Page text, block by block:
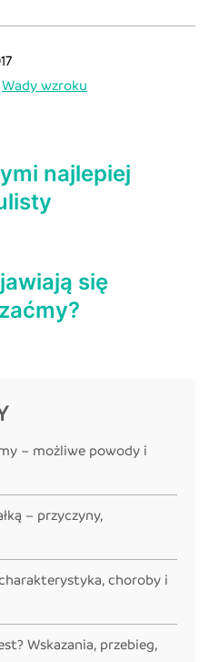
Wady wzroku
najlepiej
się
– możliwe powody i
– przyczyny,
choroby i
Wskazania, przebieg,